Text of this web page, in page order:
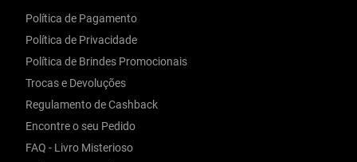
Política de Pagamento
Política de Privacidade
Política de Brindes Promocionais
Trocas e Devoluções
Regulamento de Cashback
Encontre o seu Pedido
FAQ - Livro Misterioso